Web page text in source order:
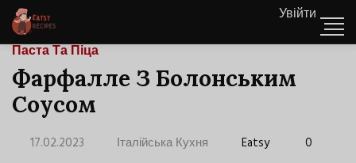
Увійти
Паста Та Піца
Фарфалле З Болонським
Соусом
17.02.2023 Італійська Кухня Eatsy 0